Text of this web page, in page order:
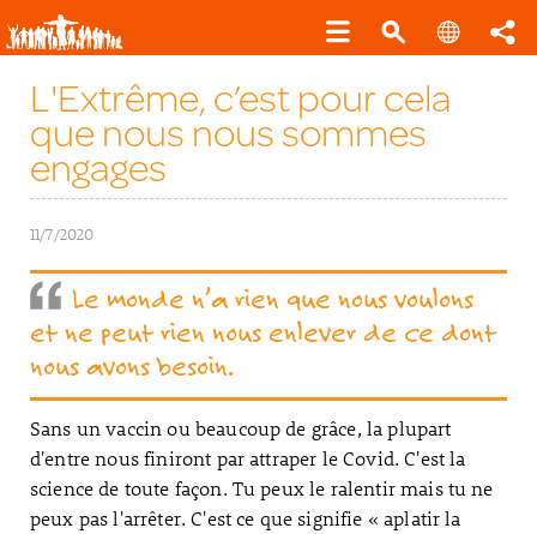
L'Extrême, c’est pour cela
que nous nous sommes
engages
11/7/2020
Le monde n’a rien que nous voulons
et ne peut rien nous enlever de ce dont
nous avons besoin.
Sans un vaccin ou beaucoup de grâce, la plupart
d'entre nous finiront par attraper le Covid. C'est la
science de toute façon. Tu peux le ralentir mais tu ne
peux pas l'arrêter. C'est ce que signifie « aplatir la